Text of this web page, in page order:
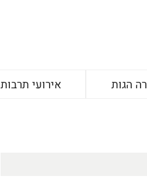
הגות אירועי תרבות